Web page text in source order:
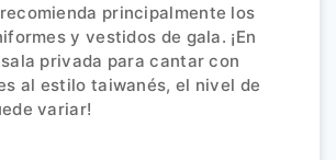
principalmente los
y vestidos de gala. ¡En
privada para cantar con
al estilo taiwanés, el nivel de
variar!